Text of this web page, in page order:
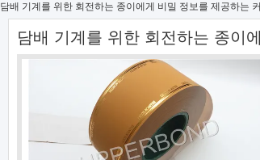
담배 기계를 위한 회전하는 종이에게 비밀 정보를 제공하는
담배 기계를 위한 회전하는 종이